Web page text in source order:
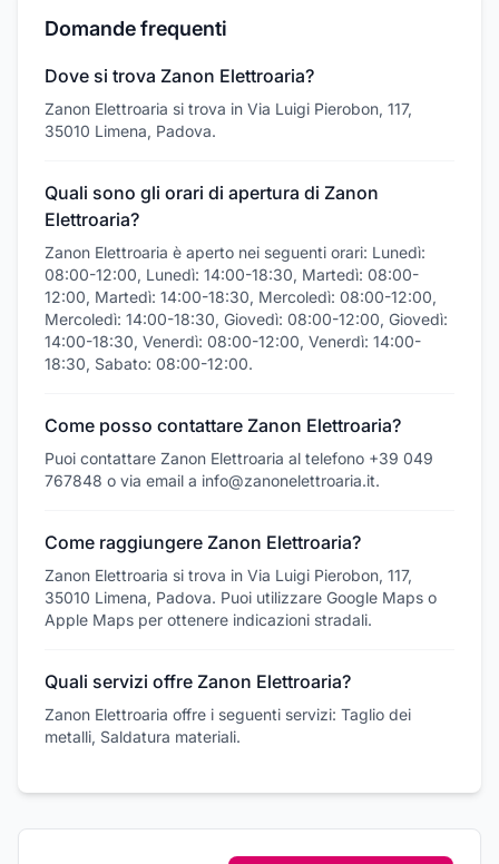
Domande frequenti
Dove si trova Zanon Elettroaria?
Zanon Elettroaria si trova in Via Luigi Pierobon, 117,
35010 Limena, Padova.
Quali sono gli orari di apertura di Zanon
Elettroaria?
Zanon Elettroaria è aperto nei seguenti orari: Lunedì:
08:00-12:00, Lunedì: 14:00-18:30, Martedì: 08:00-
12:00, Martedì: 14:00-18:30, Mercoledì: 08:00-12:00,
Mercoledì: 14:00-18:30, Giovedì: 08:00-12:00, Giovedì:
14:00-18:30, Venerdì: 08:00-12:00, Venerdì: 14:00-
18:30, Sabato: 08:00-12:00.
Come posso contattare Zanon Elettroaria?
Puoi contattare Zanon Elettroaria al telefono +39 049
767848 o via email a info@zanonelettroaria.it.
Come raggiungere Zanon Elettroaria?
Zanon Elettroaria si trova in Via Luigi Pierobon, 117,
35010 Limena, Padova. Puoi utilizzare Google Maps o
Apple Maps per ottenere indicazioni stradali.
Quali servizi offre Zanon Elettroaria?
Zanon Elettroaria offre i seguenti servizi: Taglio dei
metalli, Saldatura materiali.